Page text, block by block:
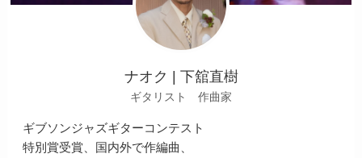
ナオク | 下舘直樹
ギタリスト 作曲家
ギブソンジャズギターコンテスト
特別賞受賞、国内外で作編曲、